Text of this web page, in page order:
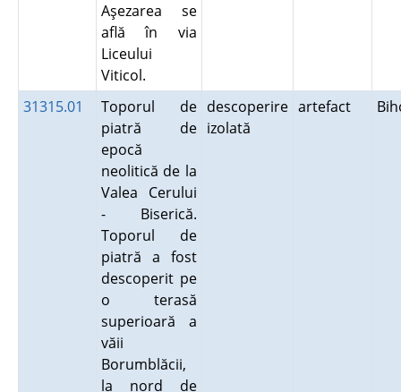
Aşezarea se
află în via
Liceului
Viticol.
31315.01
Toporul de
piatră de
epocă
neolitică de la
Valea Cerului
- Biserică.
Toporul de
piatră a fost
descoperit pe
o terasă
superioară a
văii
Borumblăcii,
la nord de
descoperire
izolată
artefact